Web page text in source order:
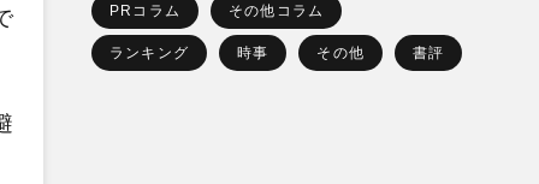
PRコラム その他コラム
ランキング 時事 その他 書評